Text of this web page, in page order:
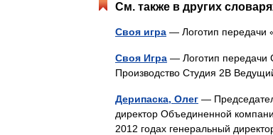
См. также в других
Своя игра — Логотип передачи
Своя Игра — Логотип передачи
Производство Студия 2В
Дерипаска, Олег —
директор Объединенной
2012 годах генеральный